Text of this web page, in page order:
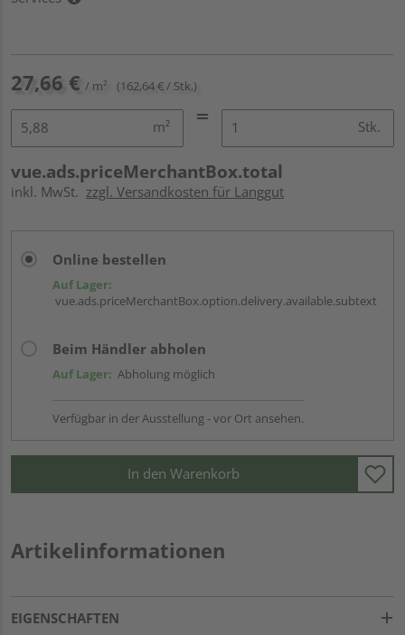
27,66 € / m² (162,64 € / Stk.)
m² Stk.
vue.ads.priceMerchantBox.total
inkl. MwSt. zzgl. Versandkosten für Langgut
Online bestellen
Auf Lager:
vue.ads.priceMerchantBox.option.delivery.available.subtext
Beim Händler abholen
Auf Lager: Abholung möglich
Verfügbar in der Ausstellung - vor Ort ansehen.
In den Warenkorb
Artikelinformationen
EIGENSCHAFTEN